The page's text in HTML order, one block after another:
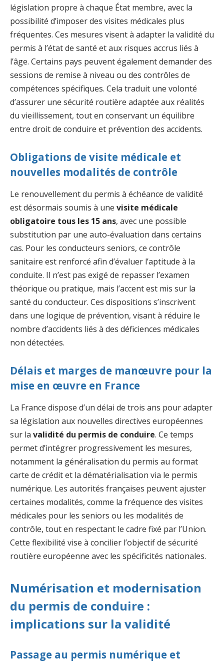
législation propre à chaque État membre, avec la
possibilité d’imposer des visites médicales plus
fréquentes. Ces mesures visent à adapter la validité du
permis à l’état de santé et aux risques accrus liés à
l’âge. Certains pays peuvent également demander des
sessions de remise à niveau ou des contrôles de
compétences spécifiques. Cela traduit une volonté
d’assurer une sécurité routière adaptée aux réalités
du vieillissement, tout en conservant un équilibre
entre droit de conduire et prévention des accidents.
Obligations de visite médicale et
nouvelles modalités de contrôle
Le renouvellement du permis à échéance de validité
est désormais soumis à une visite médicale
obligatoire tous les 15 ans, avec une possible
substitution par une auto-évaluation dans certains
cas. Pour les conducteurs seniors, ce contrôle
sanitaire est renforcé afin d’évaluer l’aptitude à la
conduite. Il n’est pas exigé de repasser l’examen
théorique ou pratique, mais l’accent est mis sur la
santé du conducteur. Ces dispositions s’inscrivent
dans une logique de prévention, visant à réduire le
nombre d’accidents liés à des déficiences médicales
non détectées.
Délais et marges de manœuvre pour la
mise en œuvre en France
La France dispose d’un délai de trois ans pour adapter
sa législation aux nouvelles directives européennes
sur la validité du permis de conduire. Ce temps
permet d’intégrer progressivement les mesures,
notamment la généralisation du permis au format
carte de crédit et la dématérialisation via le permis
numérique. Les autorités françaises peuvent ajuster
certaines modalités, comme la fréquence des visites
médicales pour les seniors ou les modalités de
contrôle, tout en respectant le cadre fixé par l’Union.
Cette flexibilité vise à concilier l’objectif de sécurité
routière européenne avec les spécificités nationales.
Numérisation et modernisation
du permis de conduire :
implications sur la validité
Passage au permis numérique et